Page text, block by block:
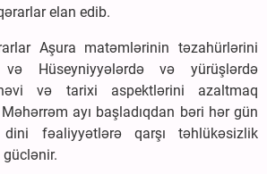
elan edib.
Aşura matəmlərinin təzahürlərini
və Hüseyniyyələrdə və yürüşlərdə
və tarixi aspektlərini azaltmaq
ayı başladıqdan bəri hər gün
fəaliyyətlərə qarşı təhlükəsizlik
güclənir.